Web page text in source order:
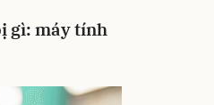
gì: máy tínhHủy